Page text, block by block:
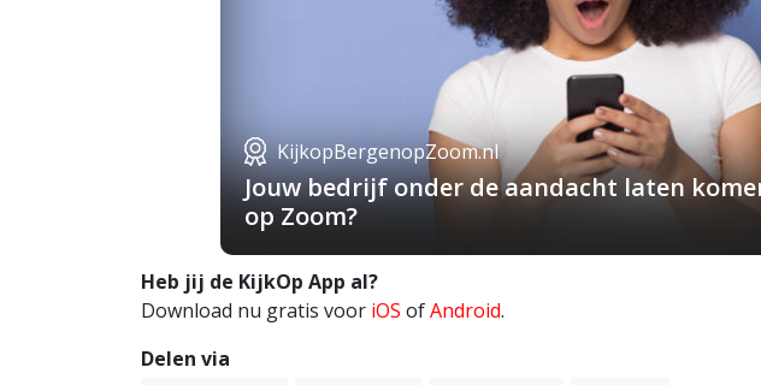
KijkopBergenopZoom.nl
Jouw bedrijf onder de aandacht laten
op Zoom?
Heb jij de KijkOp App al?
Download nu gratis voor iOS ofAndroid.
Delen via